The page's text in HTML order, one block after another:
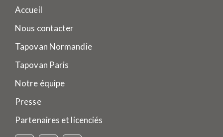
Accueil
Nous contacter
Tapovan Normandie
Tapovan Paris
Notre équipe
Presse
Partenaires et licenciés